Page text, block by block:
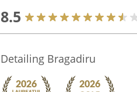
8.5
Detailing Bragadiru